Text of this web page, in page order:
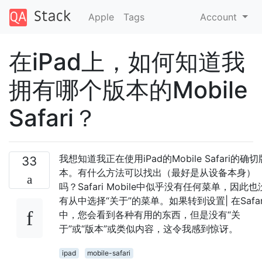
Apple Tags Account
在iPad上，如何知道我
拥有哪个版本的Mobile
Safari？
33
我想知道我正在使用iPad的Mobile Safari的确切
本。有什么方法可以找出（最好是从设备本身）
吗？Safari Mobile中似乎没有任何菜单，因此也
有从中选择“关于”的菜单。如果转到设置| 在
中，您会看到各种有用的东西，但是没有“关
于”或“版本”或类似内容，这令我感到惊讶。
ipad
mobile-safari